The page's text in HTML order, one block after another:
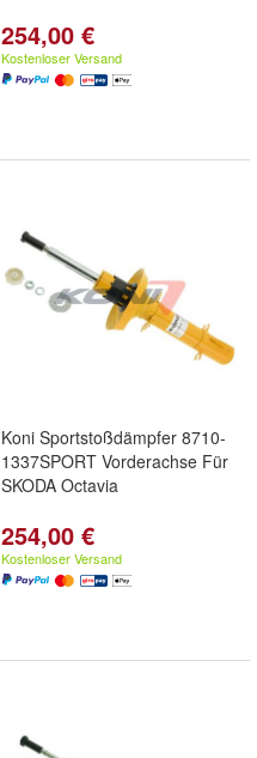
254,00 €
Kostenloser Versand
Koni Sportstoßdämpfer 8710-
1337SPORT Vorderachse Für
SKODA Octavia
254,00 €
Kostenloser Versand